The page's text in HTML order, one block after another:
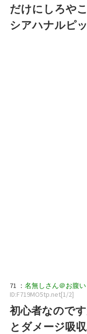
だけにしろや
シアハナルピ
71 ： 名無しさん＠お腹い
ID:F719MO5tp.net[1/2]
初心者なので
とダメージ吸